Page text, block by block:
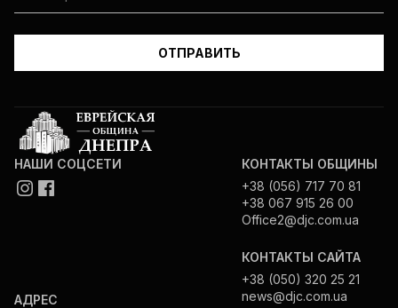
НАШИ СОЦСЕТИ
АДРЕС
КОНТАКТЫ ОБЩИНЫ
+38 (056) 717 70 81
+38 067 915 26 00
Office2@djc.com.ua
КОНТАКТЫ САЙТА
+38 (050) 320 25 21
news@djc.com.ua